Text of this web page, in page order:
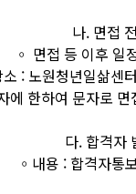
나. 면접
◦ 면접 등 이후 일
: 노원청년일삶센
에 한하여 문자로
다. 합격자
◦내용 : 합격자통